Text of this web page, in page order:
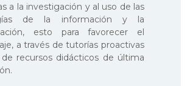
a la investigación y al uso de las
de la información y la
esto para favorecer el
a través de tutorías proactivas
recursos didácticos de última